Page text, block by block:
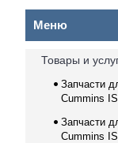
Товары и
Запчасти
Cummins
Запчасти
Cummins